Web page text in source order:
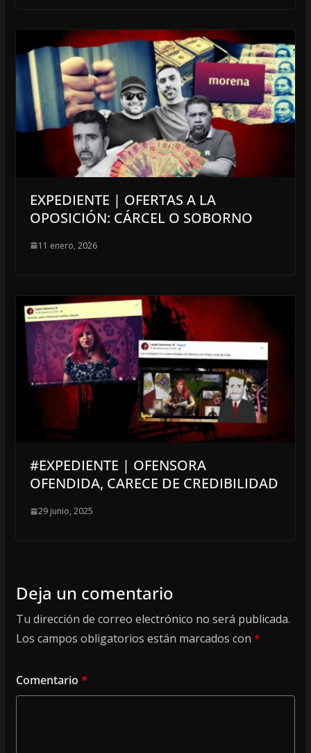
EXPEDIENTE | OFERTAS A LA
OPOSICIÓN: CÁRCEL O SOBORNO
11 enero, 2026
#EXPEDIENTE | OFENSORA
OFENDIDA, CARECE DE CREDIBILIDAD
29 junio, 2025
Deja un comentario
Tu dirección de correo electrónico no será publicada.
Los campos obligatorios están marcados con *
Comentario *